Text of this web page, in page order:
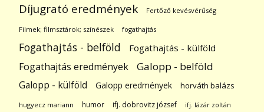
Díjugrató eredmények Fertőző kevésvérűség
Filmek; filmsztárok; színészek fogathajtás
Fogathajtás - belföld Fogathajtás - külföld
Fogathajtás eredmények Galopp - belföld
Galopp - külföld Galopp eredmények horváth balázs
hugyecz mariann humor ifj. dobrovitz józsef ifj. lázár zoltán